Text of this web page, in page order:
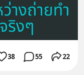
38 55 22